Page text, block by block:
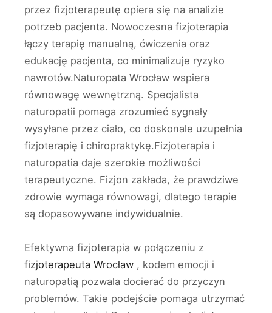
przez fizjoterapeutę opiera się na analizie
potrzeb pacjenta. Nowoczesna fizjoterapia
łączy terapię manualną, ćwiczenia oraz
edukację pacjenta, co minimalizuje ryzyko
nawrotów.Naturopata Wrocław wspiera
równowagę wewnętrzną. Specjalista
naturopatii pomaga zrozumieć sygnały
wysyłane przez ciało, co doskonale uzupełnia
fizjoterapię i chiropraktykę.Fizjoterapia i
naturopatia daje szerokie możliwości
terapeutyczne. Fizjon zakłada, że prawdziwe
zdrowie wymaga równowagi, dlatego terapie
są dopasowywane indywidualnie.
Efektywna fizjoterapia w połączeniu z
fizjoterapeuta Wrocław , kodem emocji i
naturopatią pozwala docierać do przyczyn
problemów. Takie podejście pomaga utrzymać